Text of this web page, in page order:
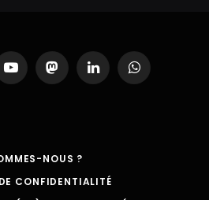
YouTubeMastodonLinkedInWhatsApp
NOUS ?
CONFIDENTIALITÉ